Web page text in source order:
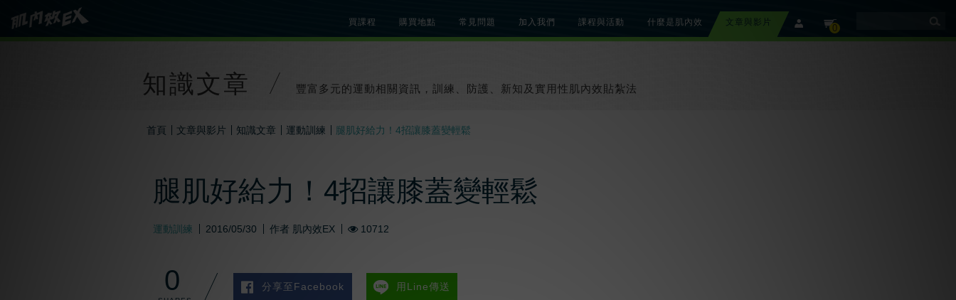
cart 0
member
買課程 購買地點 常見問題 加入我們
課程與活動
什麼是肌內效
文章與影片
知識文章 豐富多元的運動相關資訊，訓練、防護、新知及實用性肌內效貼紮法
首頁 文章與影片 知識文章 運動訓練 腿肌好給力！4招讓膝蓋變輕鬆
腿肌好給力！4招讓膝蓋變輕鬆
運動訓練 2016/05/30 作者 肌內效EX 10712
0 分享至Facebook 用Line傳送